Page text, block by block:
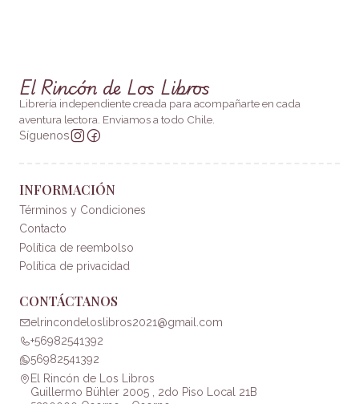
El Rincón de Los Libros
Librería independiente creada para acompañarte en cada
aventura lectora. Enviamos a todo Chile.
Síguenos
INFORMACIÓN
Términos y Condiciones
Contacto
Política de reembolso
Política de privacidad
CONTÁCTANOS
elrincondeloslibros2021@gmail.com
+56982541392
56982541392
El Rincón de Los Libros
Guillermo Bühler 2005 , 2do Piso Local 21B